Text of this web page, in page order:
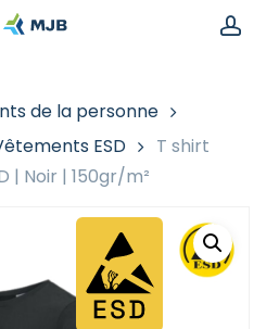
de la personne
ESD
T shirt
| Noir | 150gr/m²